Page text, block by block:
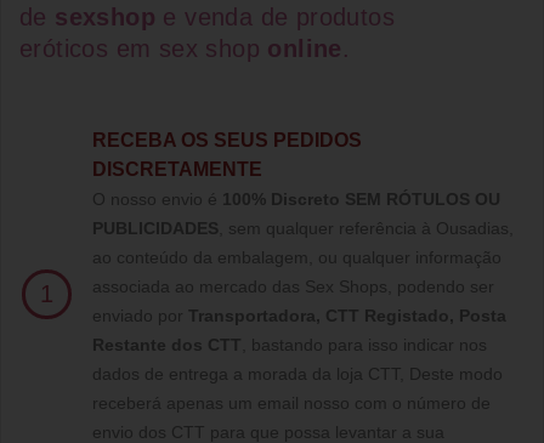
de sexshop e venda de produtos
eróticos em sex shop online.
1
RECEBA OS SEUS PEDIDOS
DISCRETAMENTE
O nosso envio é 100% Discreto SEM RÓTULOS OU
PUBLICIDADES , sem qualquer referência à Ousadias,
ao conteúdo da embalagem, ou qualquer informação
associada ao mercado das Sex Shops, podendo ser
enviado por Transportadora, CTT Registado, Posta
Restante dos CTT , bastando para isso indicar nos
dados de entrega a morada da loja CTT, Deste modo
receberá apenas um email nosso com o número de
envio dos CTT para que possa levantar a sua